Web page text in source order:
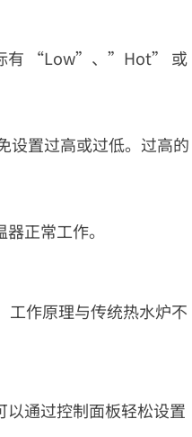
标有 “Low”、”Hot” 或
设置过高或过低。过高的
正常工作。
作原理与传统热水炉不
通过控制面板轻松设置